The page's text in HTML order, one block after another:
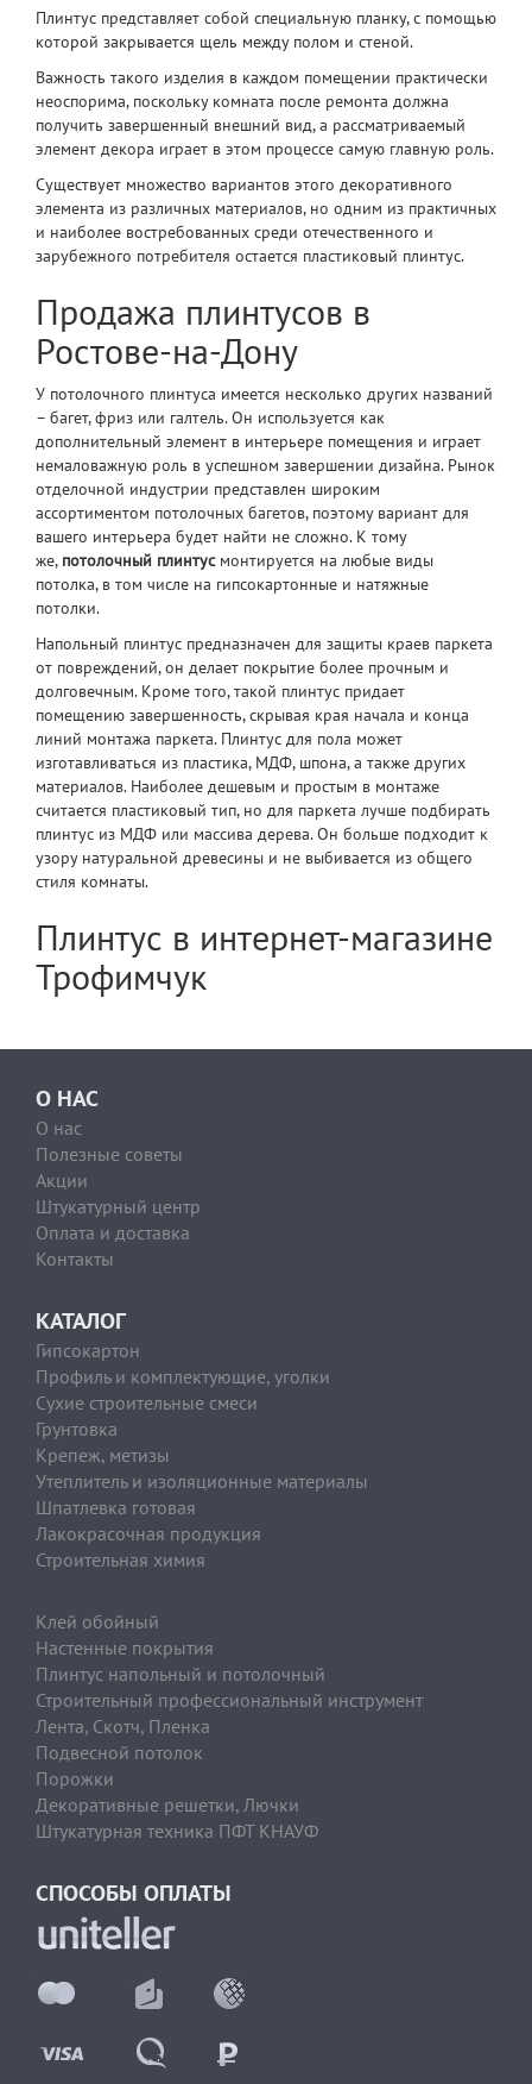
Плинтус представляет собой специальную планку, с помощью
которой закрывается щель между полом и стеной.
Важность такого изделия в каждом помещении практически
неоспорима, поскольку комната после ремонта должна
получить завершенный внешний вид, а рассматриваемый
элемент декора играет в этом процессе самую главную роль.
Существует множество вариантов этого декоративного
элемента из различных материалов, но одним из практичных
и наиболее востребованных среди отечественного и
зарубежного потребителя остается пластиковый плинтус.
Продажа плинтусов в
Ростове-на-Дону
У потолочного плинтуса имеется несколько других названий
– багет, фриз или галтель. Он используется как
дополнительный элемент в интерьере помещения и играет
немаловажную роль в успешном завершении дизайна. Рынок
отделочной индустрии представлен широким
ассортиментом потолочных багетов, поэтому вариант для
вашего интерьера будет найти не сложно. К тому
же, потолочный плинтус монтируется на любые виды
потолка, в том числе на гипсокартонные и натяжные
потолки.
Напольный плинтус предназначен для защиты краев паркета
от повреждений, он делает покрытие более прочным и
долговечным. Кроме того, такой плинтус придает
помещению завершенность, скрывая края начала и конца
линий монтажа паркета. Плинтус для пола может
изготавливаться из пластика, МДФ, шпона, а также других
материалов. Наиболее дешевым и простым в монтаже
считается пластиковый тип, но для паркета лучше подбирать
плинтус из МДФ или массива дерева. Он больше подходит к
узору натуральной древесины и не выбивается из общего
стиля комнаты.
Плинтус в интернет-магазине
Трофимчук
О НАС
О нас
Полезные советы
Акции
Штукатурный центр
Оплата и доставка
Контакты
КАТАЛОГ
Гипсокартон
Профиль и комплектующие, уголки
Сухие строительные смеси
Грунтовка
Крепеж, метизы
Утеплитель и изоляционные материалы
Шпатлевка готовая
Лакокрасочная продукция
Строительная химия
Клей обойный
Настенные покрытия
Плинтус напольный и потолочный
Строительный профессиональный инструмент
Лента, Скотч, Пленка
Подвесной потолок
Порожки
Декоративные решетки, Лючки
Штукатурная техника ПФТ КНАУФ
СПОСОБЫ ОПЛАТЫ